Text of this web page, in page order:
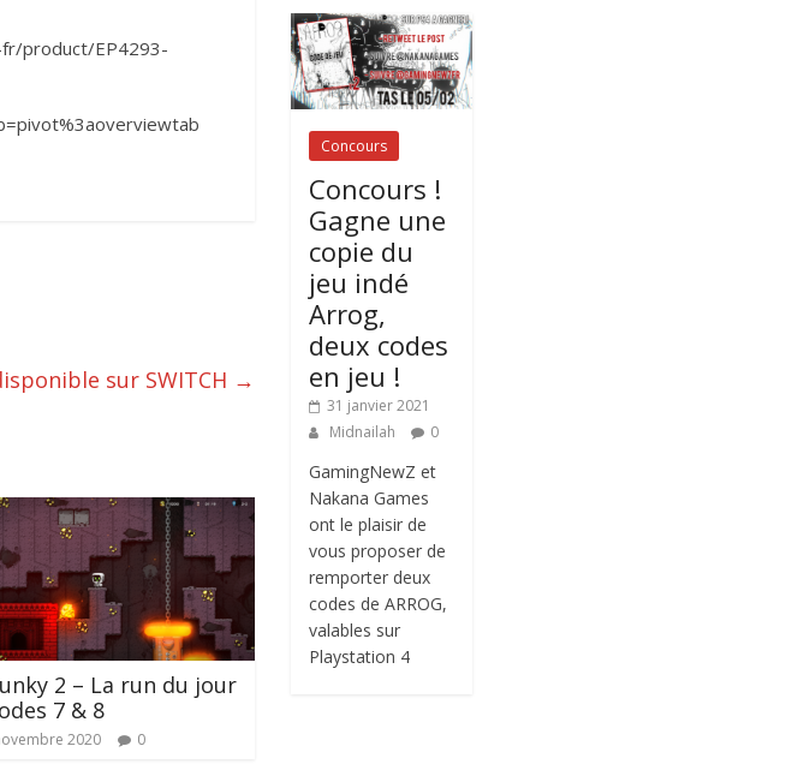
product/EP4293-
sur SWITCH →
2 – La run du jour
7 & 8
2020 0
Concours
Concours !
Gagne une
copie du
jeu indé
Arrog,
deux codes
en jeu !
31 janvier 2021
Midnailah
0
GamingNewZ et
Nakana Games
ont le plaisir de
vous proposer de
remporter deux
codes de ARROG,
valables sur
Playstation 4